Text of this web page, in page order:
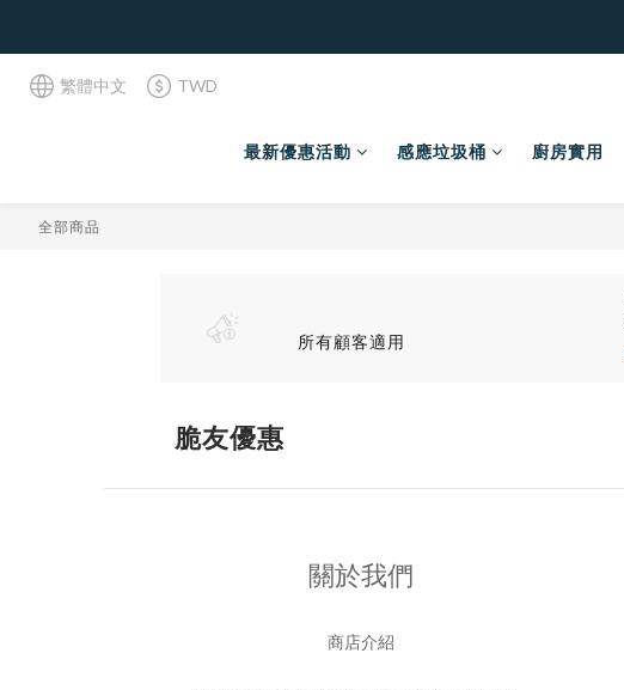
繁體中文 TWD
最新優惠活動 感應垃圾桶 廚房實用
全部商品
所有顧客適用
脆友優惠
關於我們
商店介紹